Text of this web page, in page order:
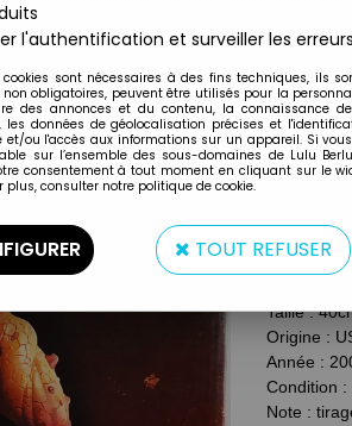
de l'Univers Bustes & Statues Masters
NECA
599,
Réf. :
Type :
Taille :
Origine :
Année :
Condition :
Note :
l'authentification et surveiller les
cookies sont nécessaires à des fins techniques, ils
non obligatoires, peuvent être utilisés pour la
des annonces et du contenu, la connaissance
les données de géolocalisation précises et
et/ou l'accès aux informations sur un appareil. Si
sur l’ensemble des sous-domaines de Lulu
consentement à tout moment en cliquant sur le
plus, consulter notre politique de cookie.
TOUT REFUSER